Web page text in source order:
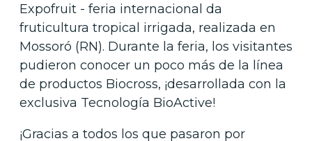
Expofruit - feria internacional da
fruticultura tropical irrigada, realizada en
Mossoró (RN). Durante la feria, los visitantes
pudieron conocer un poco más de la línea
de productos Biocross, ¡desarrollada con la
exclusiva Tecnología BioActive!
¡Gracias a todos los que pasaron por